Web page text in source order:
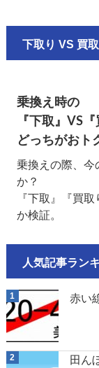
下取り VS 買
乗換え時の
『下取』VS『
どっちがおト
乗換えの際、今
か？
『下取』『買
か検証。
人気記事ラン
赤い
田ん